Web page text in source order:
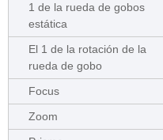
1 de la rueda de gobos
estática
El 1 de la rotación de la
rueda de gobo
Focus
Zoom